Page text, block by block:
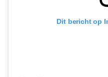
Dit bericht op